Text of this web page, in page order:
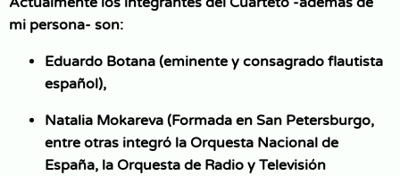
mi persona- son:
Eduardo Botana (eminente y consagrado flautista
español),
Natalia Mokareva (Formada en San Petersburgo,
entre otras integró la Orquesta Nacional de
España, la Orquesta de Radio y Televisión